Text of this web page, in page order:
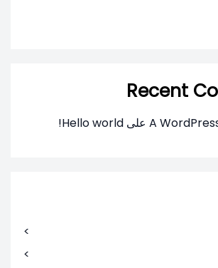
Recent
A على Hello world!